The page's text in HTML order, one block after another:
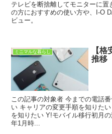
テレビを断捨離してモニターに
の方におすすめの使い方や、I-O
ビュー。
ミニマルな暮らし
【
推移
この記事の対象者 今までの電話
い キャリアの変更手順を知りた
を知りたい Y!モバイル移行初月
年1月時...